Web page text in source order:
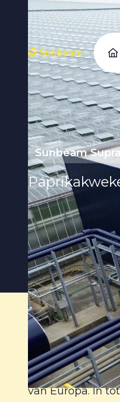
Sunbeam Supra
In 2023 heeft
van Europa. In